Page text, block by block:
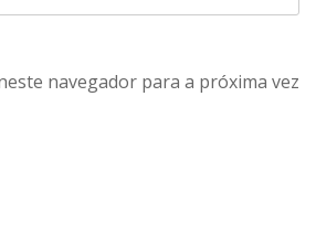
navegador para a próxima vez